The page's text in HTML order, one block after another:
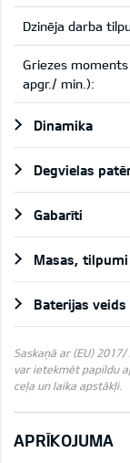
Dzinēja darba
Griezes moments
apgr./ min.):
Dinamika
Degvielas
Gabarīti
Masas, tilpumi
Baterijas veids
Saskaņā ar (EU)
var ietekmēt papildu
ceļa un laika apstākļi.
APRĪKOJUMA